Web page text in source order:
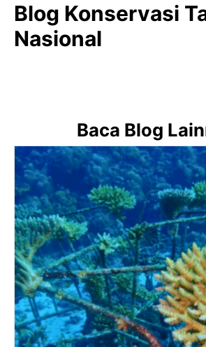
Blog Konservasi
Nasional
Baca Blog